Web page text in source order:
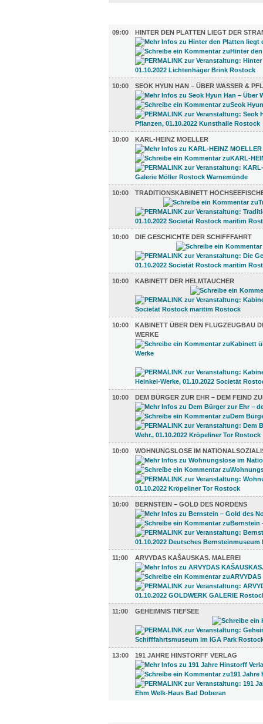
09:00
HINTER DEN PLATTEN LIEGT DER
10:00 SEOK HYUN HAN – ÜBER WASSER &
10:00 KARL-HEINZ MOELLER
10:00 TRADITIONSKABINETT
10:00 DIE GESCHICHTE DER SCHIFFFAHRT
10:00 KABINETT DER HELMTAUCHER
10:00
KABINETT ÜBER DEN FLUGZEUGBAU
WERKE
10:00 DEM BÜRGER ZUR EHR – DEM FEIND
10:00 WOHNUNGSLOSE IM
10:00 BERNSTEIN – GOLD DES NORDENS
11:00 ARVYDAS KAŠAUSKAS. MALEREI
11:00 GEHEIMNIS TIEFSEE
13:00 191 JAHRE HINSTORFF VERLAG